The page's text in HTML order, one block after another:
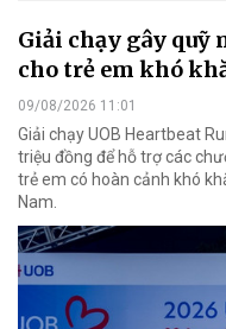
Giải chạy gây quỹ
cho trẻ em khó
09/08/2026 11:01
Giải chạy UOB Heartbeat
triệu đồng để hỗ trợ các
trẻ em có hoàn cảnh khó
Nam.